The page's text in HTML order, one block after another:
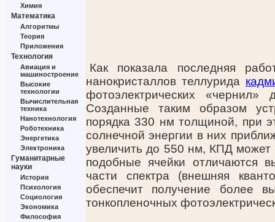
Химия
Математика
Алгоритмы
Теория
Приложения
Технология
Авиация и
машиностроение
Высокие
технологии
Вычислительная
техника
Нанотехнология
Роботехника
Энергетика
Электроника
Гуманитарные
науки
История
Психология
Социология
Экономика
Философия
Как показала последняя
нанокристаллов теллурида
фотоэлектрических
Созданные таким образом
порядка 330 нм толщиной, при
солнечной энергии в них
увеличить до 550 нм, КПД может
подобные ячейки отличаются
части спектра (внешняя
обеспечит получение более
тонкопленочных